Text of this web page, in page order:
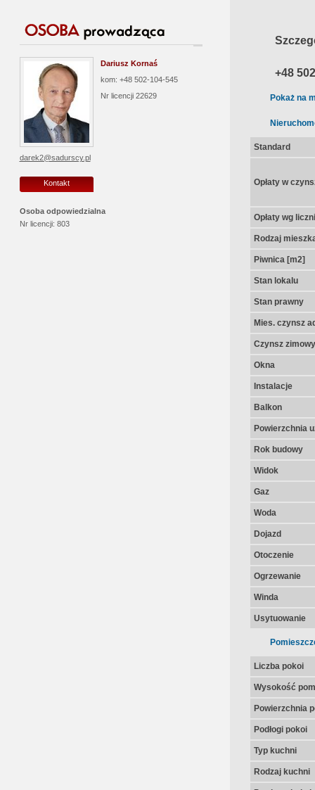
Dariusz Kornaś
kom: +48 502-104-545
Nr licencji 22629
darek2@sadurscy.pl
Kontakt
Osoba odpowiedzialna
Nr licencji: 803
+48
Pokaż na
Standard
Opłaty w
Opłaty wg
Rodzaj
Piwnica [m2]
Stan lokalu
Stan prawny
Mies. czynsz
Czynsz zimowy
Okna
Instalacje
Balkon
Powierzchnia
Rok budowy
Widok
Gaz
Woda
Dojazd
Otoczenie
Ogrzewanie
Winda
Usytuowanie
Liczba pokoi
Wysokość
Powierzchnia
Podłogi pokoi
Typ kuchni
Rodzaj kuchni